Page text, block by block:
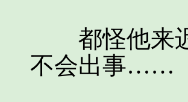
都怪他来迟
不会出事……